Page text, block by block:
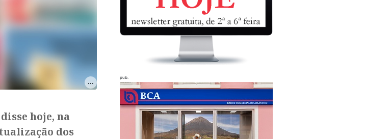
hoje, na
dos
pub.